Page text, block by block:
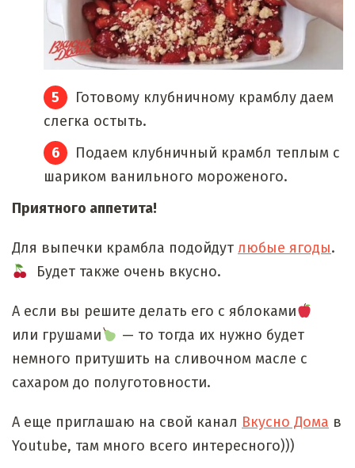
Готовому клубничному крамблу даем
слегка остыть.
Подаем клубничный крамбл теплым с
шариком ванильного мороженого.
Приятного аппетита!
Для выпечки крамбла подойдут любые ягоды.
Будет также очень вкусно.
А если вы решите делать его с яблоками
или грушами
— то тогда их нужно будет
немного притушить на сливочном масле с
сахаром до полуготовности.
А еще приглашаю на свой канал Вкусно Дома в
Youtube, там много всего интересного)))